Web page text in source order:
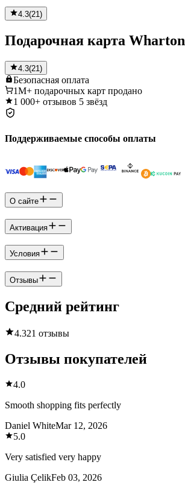
4.3(21 )
Подарочная карта Wharton
4.3(21)
Безопасная оплата
1M+ подарочных карт продано
1 000+ отзывов 5 звёзд
Поддерживаемые способы оплаты
О сайте
Активация
Условия
Отзывы
Средний рейтинг
4.321 отзывы
Отзывы покупателей
4.0
Smooth shopping fits perfectly
Daniel WhiteMar 12, 2026
5.0
Very satisfied very happy
Giulia ÇelikFeb 03, 2026